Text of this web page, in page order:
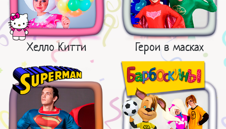
Хелло Китти Герои в масках